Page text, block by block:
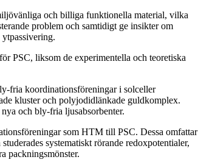
och billiga funktionella material, vilka
problem och samtidigt ge insikter om
PSC, liksom de experimentella och teoretiska
fria koordinationsföreningar i solceller
kluster och polyjodidlänkade guldkomplex.
och bly-fria ljusabsorbenter.
som HTM till PSC. Dessa omfattar
systematiskt rörande redoxpotentialer,
packningsmönster.